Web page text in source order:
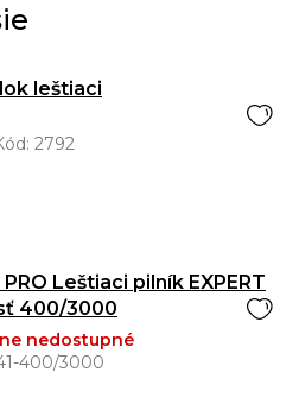
leštiaci
2792
PRO Leštiaci pilník EXPERT
400/3000
nedostupné
400/3000